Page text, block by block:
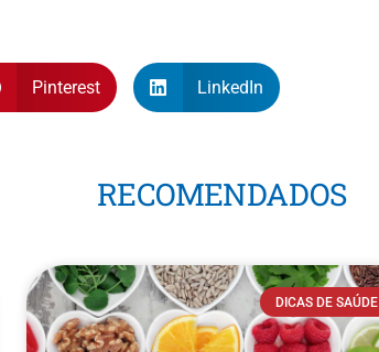
Pinterest LinkedIn
RECOMENDADOS
DICAS DE SAÚDE